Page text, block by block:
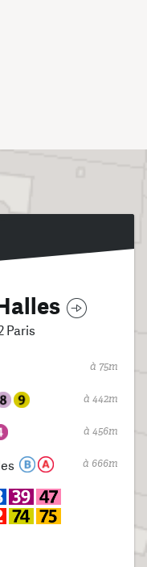
Paris
à 75m
à 442m
à 456m
à 666m